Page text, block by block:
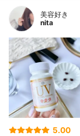
美容好き
nita
5.00